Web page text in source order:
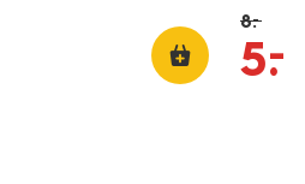
8.–
5.
–